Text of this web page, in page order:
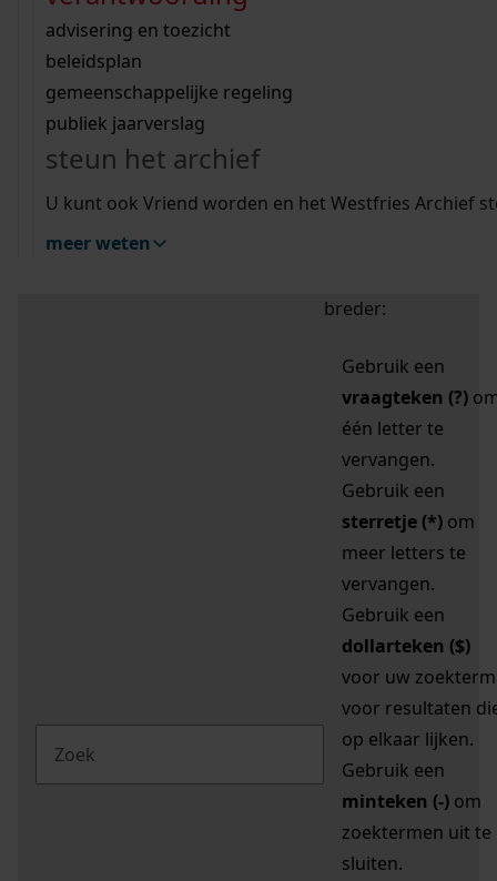
bouwvergunningen
omgevingsvergunningen
vergunningen
beeld en geluid
uitleg nodig?
Wij helpen u op weg met een aantal zoektips.
bekijk alle zoektips
Wij helpen u op weg met een aantal zoektips.
bekijk alle zoektips
bekijk ons geschiedenislokaal
advisering en toezicht
beleidsplan
gemeenschappelijke regeling
publiek jaarverslag
steun het archief
U kunt ook Vriend worden en het Westfries Archief
meer weten
zoektips
Mijn Studiezaal (inloggen)
uw zoekopdracht te
breder:
Gebruik een
vraagteken (?)
één letter te
vervangen.
Gebruik een
sterretje (*) om
meer letters te
vervangen.
Gebruik een
dollarteken ($)
voor uw zoekterm
voor resultaten
op elkaar lijken.
Gebruik een
minteken (-) om
zoektermen uit te
sluiten.